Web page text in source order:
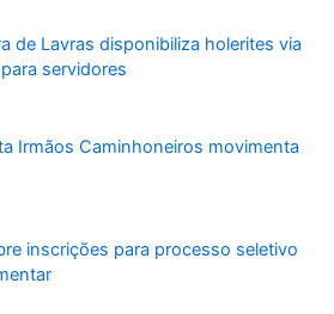
de Lavras disponibiliza holerites via
servidores
Irmãos Caminhoneiros movimenta
inscrições para processo seletivo